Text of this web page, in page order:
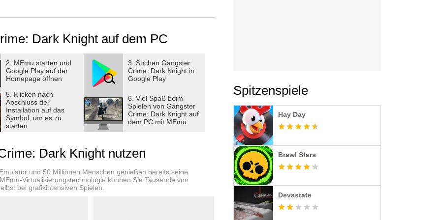
to go gangster squad adventure crime city to the pinnacle
in an open 3D world real gangster crime gangstar
will appear before you in all its glory gangsta. If you are
who is a real gangster crime city, eliminate all real
empire yourself gangstar mafia.
modern city the dark knight rises surrounded by ghetto
Tall skyscrapers and luxurious living make this city an
city never sleeps and with its lights attracts all who dare to
to get the necessary gangsta game resources that
Going through exciting adventure quests, you know
Dark Knight auf dem PC
2. MEmu starten und
Google Play auf der
Homepage öffnen
3. Suchen Gangster
Crime: Dark Knight in
Google Play
5. Klicken nach
Abschluss der
Installation auf das
Symbol, um es zu
starten
6. Viel Spaß beim
Spielen von Gangster
Crime: Dark Knight auf
dem PC mit MEmu
Dark Knight nutzen
und 50 Millionen Menschen genießen bereits seine
Virtualisierungstechnologie können Sie Tausende von
bei grafikintensiven Spielen.
Spitzenspiele
Hay Day
Brawl Stars
Devastate